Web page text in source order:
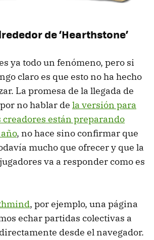
de ‘Hearthstone’
ya todo un fenómeno, pero si
claro es que esto no ha hecho
La promesa de la llegada de
no hablar de la versión para
creadores están preparando
, no hace sino confirmar que
mucho que ofrecer y que la
va a responder como es
, por ejemplo, una página
echar partidas colectivas a
directamente desde el navegador.